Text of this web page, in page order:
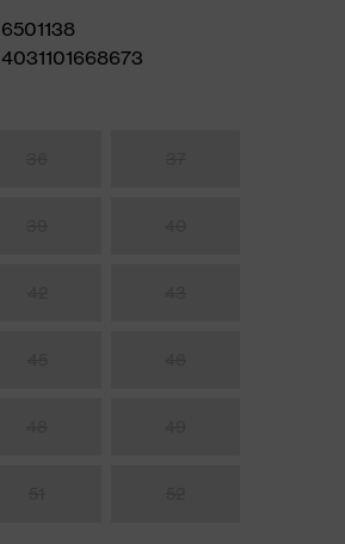
6501138
4031101668673